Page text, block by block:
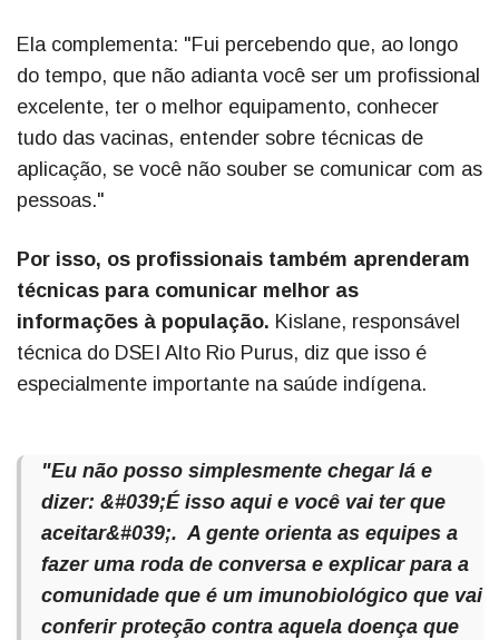
Ela complementa: "Fui percebendo que, ao longo
do tempo, que não adianta você ser um profissional
excelente, ter o melhor equipamento, conhecer
tudo das vacinas, entender sobre técnicas de
aplicação, se você não souber se comunicar com as
pessoas."
Por isso, os profissionais também aprenderam
técnicas para comunicar melhor as
informações à população. Kislane, responsável
técnica do DSEI Alto Rio Purus, diz que isso é
especialmente importante na saúde indígena.
"Eu não posso simplesmente chegar lá e
dizer: &#039;É isso aqui e você vai ter que
aceitar&#039;. A gente orienta as equipes a
fazer uma roda de conversa e explicar para a
comunidade que é um imunobiológico que vai
conferir proteção contra aquela doença que